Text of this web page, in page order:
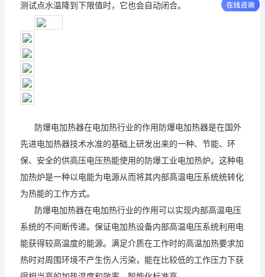
测试点水温降到下限值时，它也会自动闭合。
防爆电加热器在电加热行业的作用防爆电加热器是在国外
先进电加热器技术水准的基础上研发出来的一种、节能、环
保、安全的供高压电压热能使用的防爆工业电加热炉。这种电
加热炉是一种以电能为电源从而将其内部高温电压系统统转化
为热能的工作方式。
防爆电加热器在电加热行业的作用可以实现内部高温电压
系统的不间断传递。保证电加热设备内部高温电压系统利用电
能获得较高温度的能源。满足介质在工作时的高温加热要求加
热时对周围环境不产生伤人污染，能在比较低的工作压力下获